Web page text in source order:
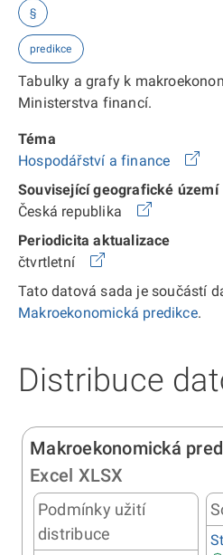
§
predikce
Tabulky a grafy k
Ministerstva financí.
Téma
Hospodářství a finance
Související geografické území
Česká republika
Periodicita aktualizace
čtvrtletní
Tato datová sada je součástí
Makroekonomická predikce.
Distribuce
Makroekonomická
Excel XLSX
Podmínky užití
distribuce